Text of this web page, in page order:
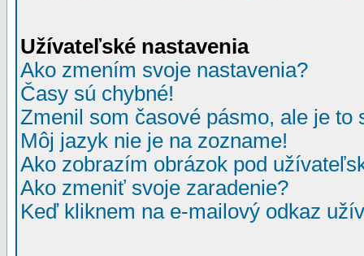
Užívateľské nastavenia
Ako zmením svoje nastavenia?
Časy sú chybné!
Zmenil som časové pásmo, ale je to
Môj jazyk nie je na zozname!
Ako zobrazím obrázok pod
Ako zmeniť svoje zaradenie?
Keď kliknem na e-mailový odkaz